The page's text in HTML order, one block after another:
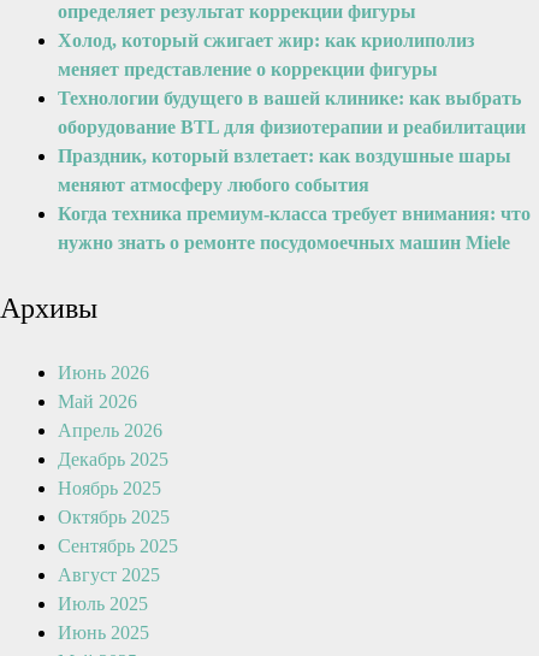
определяет результат коррекции фигуры
Холод, который сжигает жир: как криолиполиз
меняет представление о коррекции фигуры
Технологии будущего в вашей клинике: как выбрать
оборудование BTL для физиотерапии и реабилитации
Праздник, который взлетает: как воздушные шары
меняют атмосферу любого события
Когда техника премиум-класса требует внимания: что
нужно знать о ремонте посудомоечных машин Miele
Архивы
Июнь 2026
Май 2026
Апрель 2026
Декабрь 2025
Ноябрь 2025
Октябрь 2025
Сентябрь 2025
Август 2025
Июль 2025
Июнь 2025